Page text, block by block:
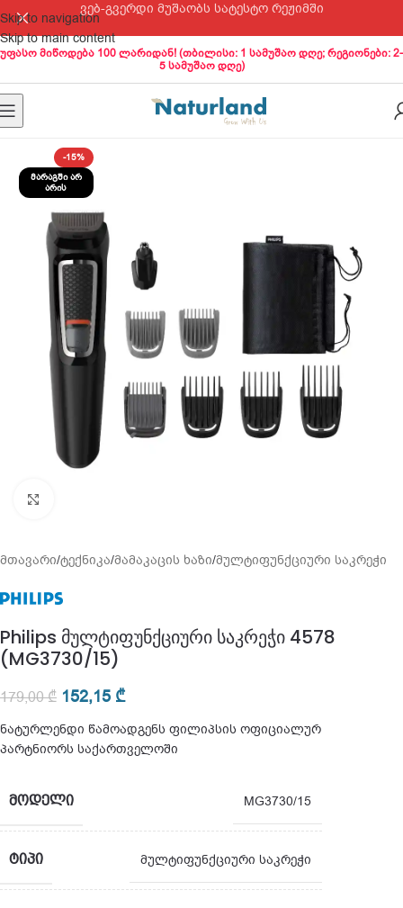
Skip to navigation
Skip to main content
ვებ-გვერდი მუშაობს სატესტო რეჟიმში
უფასო მიწოდება 100 ლარიდან! (თბილისი: 1 სამუშაო დღე; რეგიონები: 2-
5 სამუშაო დღე)
-15%
ᲛᲐᲠᲐᲒᲨᲘ ᲐᲠ
ᲐᲠᲘᲡ
მთავარი/ტექნიკა/მამაკაცის ხაზი/მულტიფუნქციური საკრეჭი
Philips მულტიფუნქციური საკრეჭი 4578
(MG3730/15)
179,00₾ 152,15 ₾
ნატურლენდი წამოადგენს ფილიპსის ოფიციალურ
პარტნიორს საქართველოში
ᲛᲝᲓᲔᲚᲘ MG3730/15
ᲢᲘᲞᲘ მულტიფუნქციური საკრეჭი